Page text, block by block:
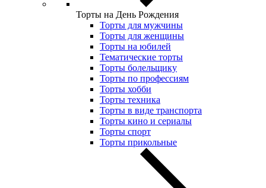
Торты на День Рождения
Торты для мужчины
Торты для женщины
Торты на юбилей
Тематические торты
Торты болельщику
Торты по профессиям
Торты хобби
Торты техника
Торты в виде транспорта
Торты кино и сериалы
Торты спорт
Торты прикольные